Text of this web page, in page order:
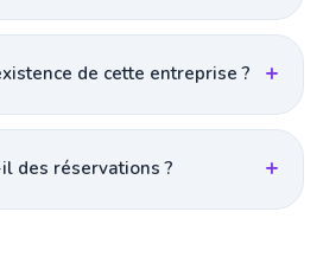
de cette entreprise ?
des réservations ?